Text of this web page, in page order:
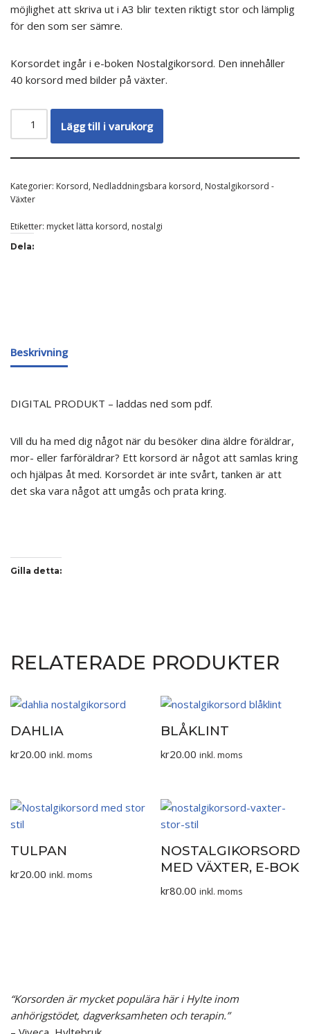
möjlighet att skriva ut i A3 blir texten riktigt stor och lämplig
för den som ser sämre.
Korsordet ingår i e-boken Nostalgikorsord. Den innehåller
40 korsord med bilder på växter.
Lägg till i varukorg
Kategorier: Korsord, Nedladdningsbara korsord, Nostalgikorsord -
Växter
Etiketter: mycket lätta korsord, nostalgi
Dela:
Beskrivning
DIGITAL PRODUKT – laddas ned som pdf.
Vill du ha med dig något när du besöker dina äldre föräldrar,
mor- eller farföräldrar? Ett korsord är något att samlas kring
och hjälpas åt med. Korsordet är inte svårt, tanken är att
det ska vara något att umgås och prata kring.
Gilla detta:
RELATERADE PRODUKTER
DAHLIA
kr20.00 inkl. moms
BLÅKLINT
kr20.00 inkl. moms
TULPAN
kr20.00 inkl. moms
NOSTALGIKORSORD
MED VÄXTER, E-BOK
kr80.00 inkl. moms
“Korsorden är mycket populära här i Hylte inom
anhörigstödet, dagverksamheten och terapin.”